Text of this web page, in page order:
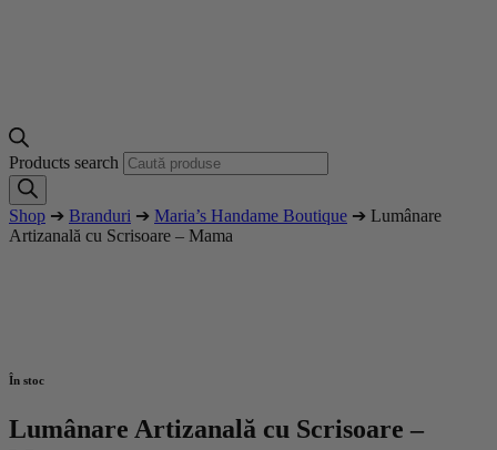
Products search
Shop ➔ Branduri ➔ Maria’s Handame Boutique ➔ Lumânare
Artizanală cu Scrisoare – Mama
În stoc
Lumânare Artizanală cu Scrisoare –